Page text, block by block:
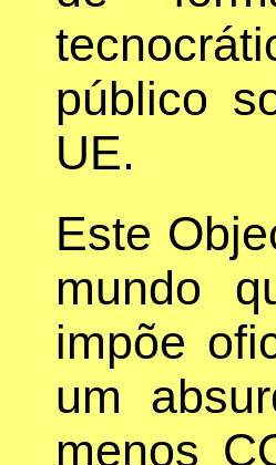
público
UE.
Este
mundo
impõe
um
menos